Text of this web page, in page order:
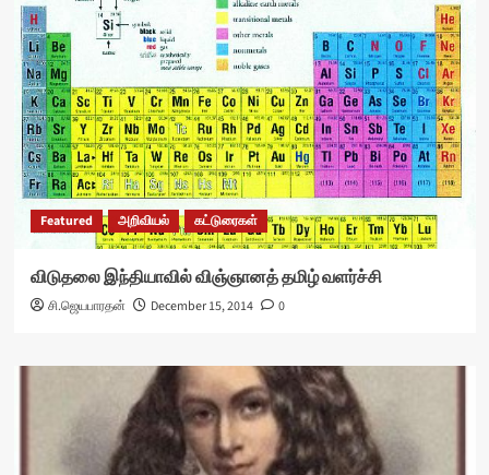
Featured அறிவியல் கட்டுரைகள்
விடுதலை இந்தியாவில் விஞ்ஞானத் தமிழ் வளர்ச்சி
சி.ஜெயபாரதன் December 15, 2014 0